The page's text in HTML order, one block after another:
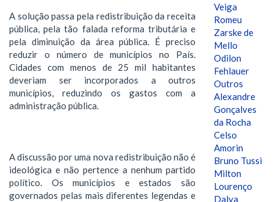
A solução passa pela redistribuição da receita
pública, pela tão falada reforma tributária e
pela diminuição da área pública. É preciso
reduzir o número de municípios no País.
Cidades com menos de 25 mil habitantes
deveriam ser incorporados a outros
municípios, reduzindo os gastos com a
administração pública.
A discussão por uma nova redistribuição não é
ideológica e não pertence a nenhum partido
político. Os municípios e estados são
governados pelas mais diferentes legendas e
Veiga
Romeu
Zarske de
Mello
Odilon
Fehlauer
Outros
Alexandre
Gonçalves
da Rocha
Celso
Amorin
Bruno Tussi
Milton
Lourenço
Dalva